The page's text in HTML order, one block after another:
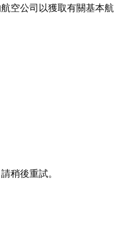
空公司以獲取有關基本航
該地區的聯繫。奧爾伯里
或 12 分鐘車程，距離沃
車接送和私人司機。
飛前為我們的乘客開
自當地，包括來自
Valley 的葡萄酒以及
稍後重試。